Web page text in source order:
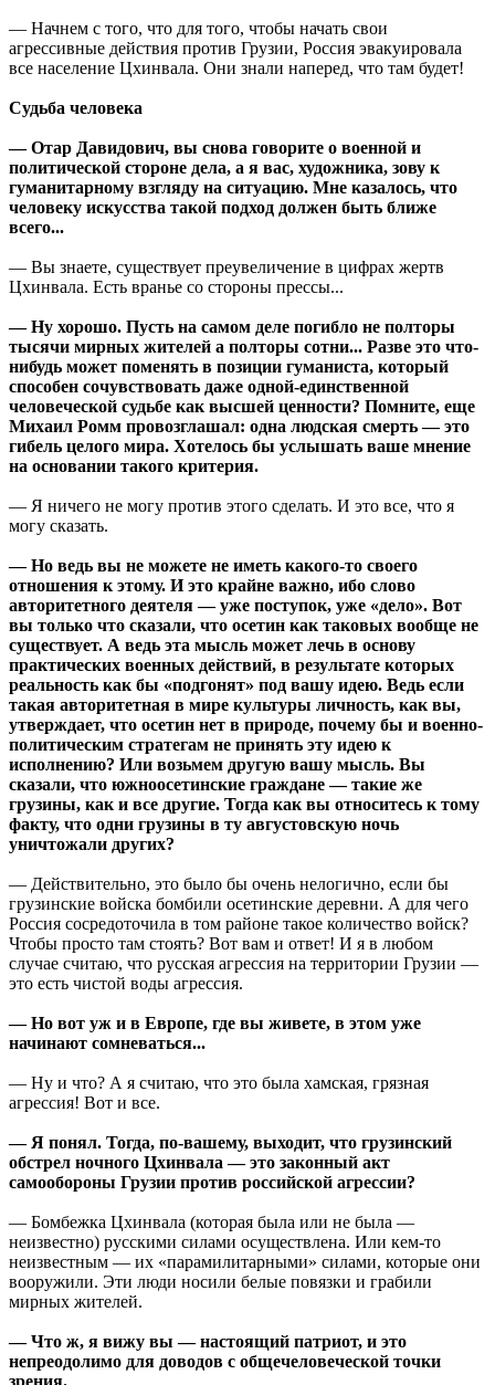
— Начнем с того, что для того, чтобы начать свои
агрессивные действия против Грузии, Россия эвакуировала
все население Цхинвала. Они знали наперед, что там будет!
Судьба человека
— Отар Давидович, вы снова говорите о военной и
политической стороне дела, а я вас, художника, зову к
гуманитарному взгляду на ситуацию. Мне казалось, что
человеку искусства такой подход должен быть ближе
всего...
— Вы знаете, существует преувеличение в цифрах жертв
Цхинвала. Есть вранье со стороны прессы...
— Ну хорошо. Пусть на самом деле погибло не полторы
тысячи мирных жителей а полторы сотни... Разве это что-
нибудь может поменять в позиции гуманиста, который
способен сочувствовать даже одной-единственной
человеческой судьбе как высшей ценности? Помните, еще
Михаил Ромм провозглашал: одна людская смерть — это
гибель целого мира. Хотелось бы услышать ваше мнение
на основании такого критерия.
— Я ничего не могу против этого сделать. И это все, что я
могу сказать.
— Но ведь вы не можете не иметь какого-то своего
отношения к этому. И это крайне важно, ибо слово
авторитетного деятеля — уже поступок, уже «дело». Вот
вы только что сказали, что осетин как таковых вообще не
существует. А ведь эта мысль может лечь в основу
практических военных действий, в результате которых
реальность как бы «подгонят» под вашу идею. Ведь если
такая авторитетная в мире культуры личность, как вы,
утверждает, что осетин нет в природе, почему бы и военно-
политическим стратегам не принять эту идею к
исполнению? Или возьмем другую вашу мысль. Вы
сказали, что южноосетинские граждане — такие же
грузины, как и все другие. Тогда как вы относитесь к тому
факту, что одни грузины в ту августовскую ночь
уничтожали других?
— Действительно, это было бы очень нелогично, если бы
грузинские войска бомбили осетинские деревни. А для чего
Россия сосредоточила в том районе такое количество войск?
Чтобы просто там стоять? Вот вам и ответ! И я в любом
случае считаю, что русская агрессия на территории Грузии —
это есть чистой воды агрессия.
— Но вот уж и в Европе, где вы живете, в этом уже
начинают сомневаться...
— Ну и что? А я считаю, что это была хамская, грязная
агрессия! Вот и все.
— Я понял. Тогда, по-вашему, выходит, что грузинский
обстрел ночного Цхинвала — это законный акт
самообороны Грузии против российской агрессии?
— Бомбежка Цхинвала (которая была или не была —
неизвестно) русскими силами осуществлена. Или кем-то
неизвестным — их «парамилитарными» силами, которые они
вооружили. Эти люди носили белые повязки и грабили
мирных жителей.
— Что ж, я вижу вы — настоящий патриот, и это
непреодолимо для доводов с общечеловеческой точки
зрения.